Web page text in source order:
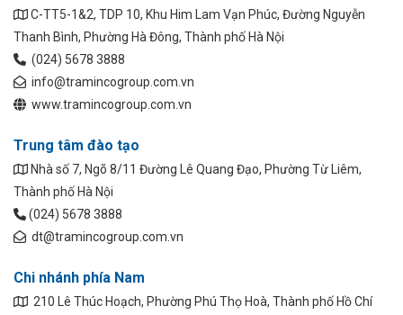
C-TT5-1&2, TDP 10, Khu Him Lam Vạn Phúc, Đường Nguyễn
Thanh Bình, Phường Hà Đông, Thành phố Hà Nội
(024) 5678 3888
info@tramincogroup.com.vn
www.tramincogroup.com.vn
Trung tâm đào tạo
Nhà số 7, Ngõ 8/11 Đường Lê Quang Đạo, Phường Từ Liêm,
Thành phố Hà Nội
(024) 5678 3888
dt@tramincogroup.com.vn
Chi nhánh phía Nam
210 Lê Thúc Hoạch, Phường Phú Thọ Hoà, Thành phố Hồ Chí